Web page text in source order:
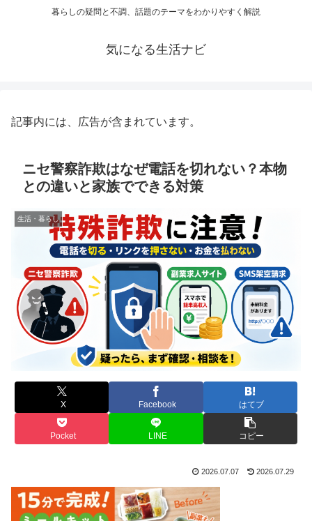
暮らしの疑問と不調、話題のテーマをわかりやすく解説
気になる生活ナビ
記事内には、広告が含まれています。
ニセ警察詐欺はなぜ電話を切れない？本物
との違いと家族でできる対策
生活・暮らし
X Facebook はてブ
Pocket LINE コピー
2026.07.07 2026.07.29